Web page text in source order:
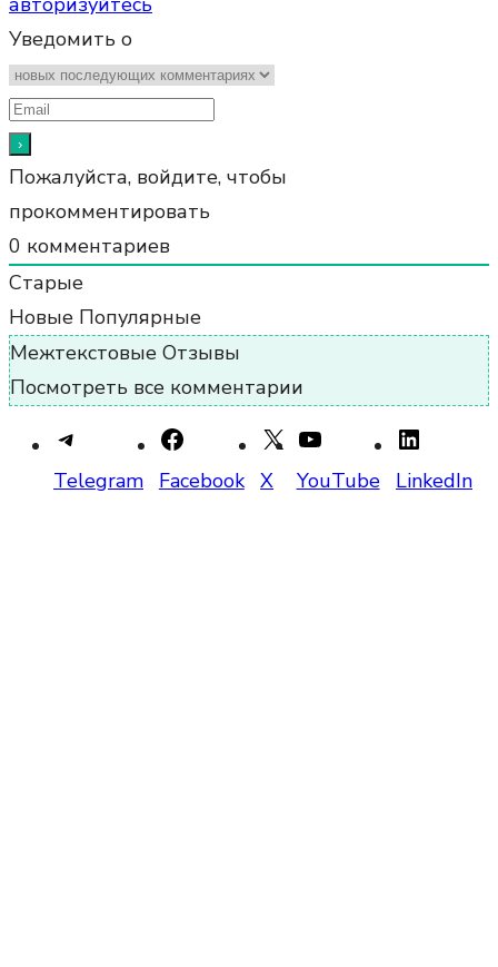
Уведомить о
Пожалуйста, войдите, чтобы
прокомментировать
0 комментариев
Старые
Новые Популярные
Межтекстовые Отзывы
Посмотреть все комментарии
Telegram Facebook X YouTube LinkedIn